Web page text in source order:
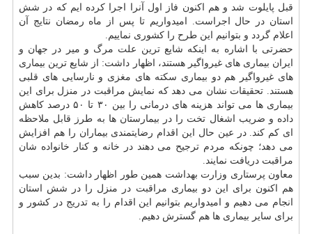
قبل پایلوت شد و هم اكنون فاز اول آنرا اجرا كرده ایم كه در شش
استان در حال اجراست. امیدواریم تا پس از ماه رمضان نتایج آن
اعلام گردد و بتوانیم این طرح را كشوری نماییم.
حضرتی با اشاره به اینكه شایع ترین علت مرگ و میر در جهان و
ایران بیماری های غیرواگیر هستند، اظهار داشت: از شایع ترین بیماری
های غیرواگیر هم دو بیماری سكته های مغزی و نارسایی های قلبی
هستند. تحقیقات نشان می دهد كه نمایش مراقبت در منزل برای این
بیماری ها می تواند هزینه های درمانی را بین ۳۰ تا ۵۰ درصد كاهش
داده و ضریب اشغال تخت را در بیمارستان ها به طرز قابل ملاحظه
ای كم كند. در عین حال این اقدام رضایتمندی بیماران را هم افزایش
می دهد؛ چونكه مردم ترجیح می دهند در خانه و كنار خانواده شان
مراقبت دریافت نمایند.
معاون پرستاری وزارت بهداشت همین طور اظهار داشت: بدین سبب
هم اكنون برای این دو بیماری مراقبت در منزل را در شش استان
انجام می دهیم و امیدواریم بتوانیم این اقدام را به تدریج در كشور و
برای سایر بیماری ها هم گسترش دهیم.